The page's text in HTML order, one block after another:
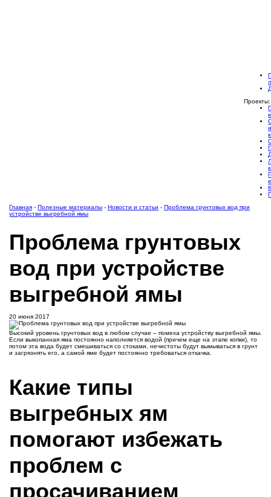
Проекты:
Главная - Полезные материалы - Новости и статьи - Проблема грунтовых вод при
устройстве выгребной ямы
Проблема грунтовых
вод при устройстве
выгребной ямы
20 июня 2017
Высокий уровень грунтовых вод в любом случае – помеха устройству выгребной ямы.
Если выкопанная яма постоянно наполняется водой (причем еще на этапе копки), то
потом эта вода будет смешиваться со стоками, нечистоты будут вымываться в грунт
и загрязнять его, а самой яме будет постоянно требоваться откачка.
Какие типы
выгребных ям
помогают избежать
проблем с
просачиванием